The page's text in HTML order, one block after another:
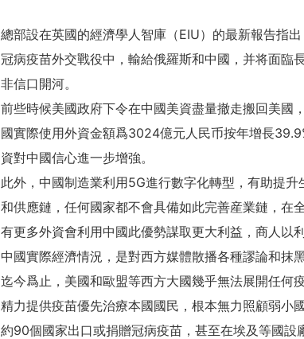
總部設在英國的經濟學人智庫（EIU）的最新報告指
冠病疫苗外交戰役中，輸給俄羅斯和中國，并将面臨
非信口開河。
前些時候美國政府下令在中國美資盡量撤走搬回美國
國實際使用外資金額爲3024億元人民币按年增長
資對中國信心進一步增強。
此外，中國制造業利用5G進行數字化轉型，有助提
和供應鏈，任何國家都不會具備如此完善産業鏈，在
有更多外資會利用中國此優勢謀取更大利益，商人以
中國實際經濟情況，是對西方媒體散播各種謬論和抹
迄今爲止，美國和歐盟等西方大國幾乎無法展開任何
精力提供疫苗優先治療本國國民，根本無力照顧弱小
約90個國家出口或捐贈冠病疫苗，甚至在埃及等國設